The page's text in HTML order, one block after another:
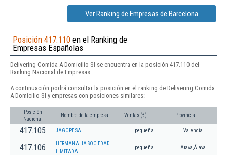
Ver Ranking de Empresas de Barcelona
Posición 417.110 en el Ranking de
Empresas Españolas
Delivering Comida A Domicilio Sl se encuentra en la posición 417.110 del
Ranking Nacional de Empresas.
A continuación podrá consultar la posición en el ranking de Delivering Comida
A Domicilio Sl y empresas con posiciones similares:
Posición
Nacional
Nombre de la empresa Ventas (€) Provincia
417.105 JAGOPE SA pequeña Valencia
417.106
HERMANALIA SOCIEDAD
LIMITADA
pequeña Arava,Álava